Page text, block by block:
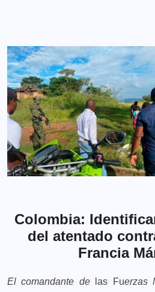
Colombia:
del atentado
Francia
El comandante delas Fuerzas